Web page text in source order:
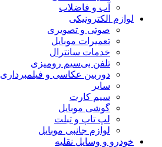
آب و فاضلاب
لوازم الکترونیکی
صوتی و تصویری
تعمیرات موبایل
خدمات سانترال
تلفن بی‌سیم رومیزی
دوربین عکاسی و فیلمبرداری
سایر
سیم کارت
گوشی موبایل
لپ تاپ و تبلت
لوازم جانبی موبایل
خودرو و وسایل نقلیه